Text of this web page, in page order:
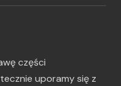
części
uporamy się z